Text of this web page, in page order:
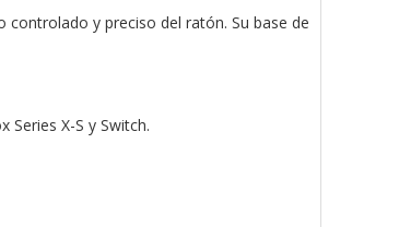
y preciso del ratón. Su base de
Series X-S y Switch.